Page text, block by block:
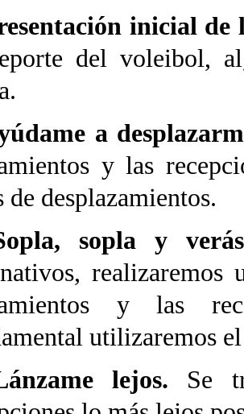
inicial
del voleibol,
a
y las
de desplazamientos.
sopla y
realizaremos
y las
utilizaremos
lejos. Se